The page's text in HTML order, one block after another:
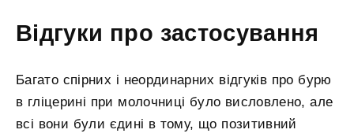
Відгуки про застосування
Багато спірних і неординарних відгуків про бурю
в гліцерині при молочниці було висловлено, але
всі вони були єдині в тому, що позитивний